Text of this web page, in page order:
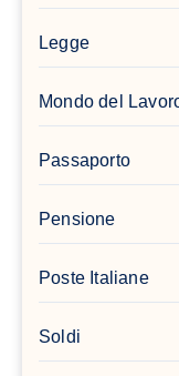
Legge
Mondo del
Passaporto
Pensione
Poste Italiane
Soldi